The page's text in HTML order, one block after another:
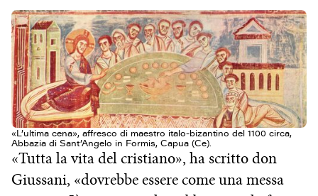
«L’ultima cena», affresco di maestro italo-bizantino del 1100 circa,
Abbazia di Sant’Angelo in Formis, Capua (Ce).
«Tutta la vita del cristiano», ha scritto don
Giussani, «dovrebbe essere come una messa